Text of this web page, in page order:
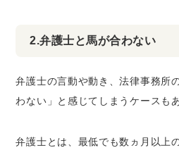
2.弁護士と馬が合わない
弁護士の言動や動き、法律事務所
わない」と感じてしまうケースも
弁護士とは、最低でも数ヵ月以上